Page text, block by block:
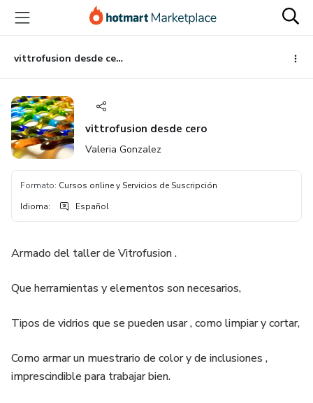
principal
página
de
página
vittrofusion desde cero
vittrofusion desde cero
Valeria Gonzalez
Formato: Cursos online y Servicios de Suscripción
Idioma: Español
Armado del taller de Vitrofusion .
Que herramientas y elementos son necesarios,
Tipos de vidrios que se pueden usar , como limpiar y cortar,
Como armar un muestrario de color y de inclusiones ,
imprescindible para trabajar bien.